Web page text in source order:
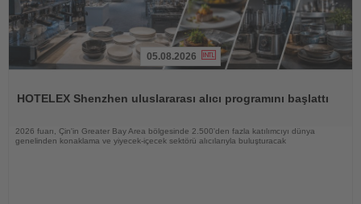
05.08.2026
HOTELEX Shenzhen uluslararası alıcı programını başlattı
2026 fuarı, Çin'in Greater Bay Area bölgesinde 2.500'den fazla katılımcıyı dünya
genelinden konaklama ve yiyecek-içecek sektörü alıcılarıyla buluşturacak